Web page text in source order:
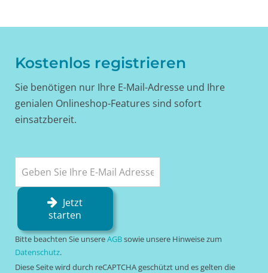
Kostenlos registrieren
Sie benötigen nur Ihre E-Mail-Adresse und Ihre
genialen Onlineshop-Features sind sofort
einsatzbereit.
Jetzt
starten
Bitte beachten Sie unsereAGBsowie unsere Hinweise zum
Datenschutz.
Diese Seite wird durch reCAPTCHA geschützt und es gelten die